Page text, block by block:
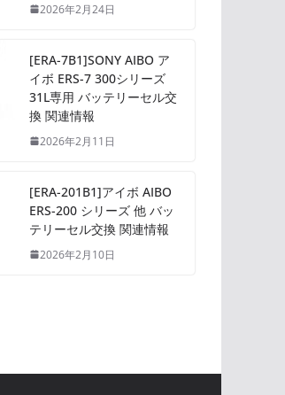
2026年2月24日
[ERA-7B1]SONY AIBO ア
イボ ERS-7 300シリーズ
31L専用 バッテリーセル交
換 関連情報
2026年2月11日
[ERA-201B1]アイボ AIBO
ERS-200 シリーズ 他 バッ
テリーセル交換 関連情報
2026年2月10日